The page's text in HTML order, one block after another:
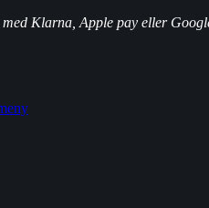
Klarna, Apple pay eller